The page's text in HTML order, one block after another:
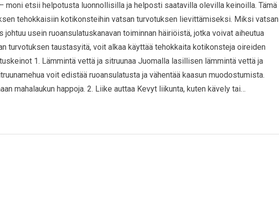
moni etsii helpotusta luonnollisilla ja helposti saatavilla olevilla keinoilla. Tämä
tehokkaisiin kotikonsteihin vatsan turvotuksen lievittämiseksi. Miksi vatsan
usein ruoansulatuskanavan toiminnan häiriöistä, jotka voivat aiheutua
turvotuksen taustasyitä, voit alkaa käyttää tehokkaita kotikonsteja oireiden
1. Lämmintä vettä ja sitruunaa Juomalla lasillisen lämmintä vettä ja
voit edistää ruoansulatusta ja vähentää kaasun muodostumista.
mahalaukun happoja. 2. Liike auttaa Kevyt liikunta, kuten kävely tai…